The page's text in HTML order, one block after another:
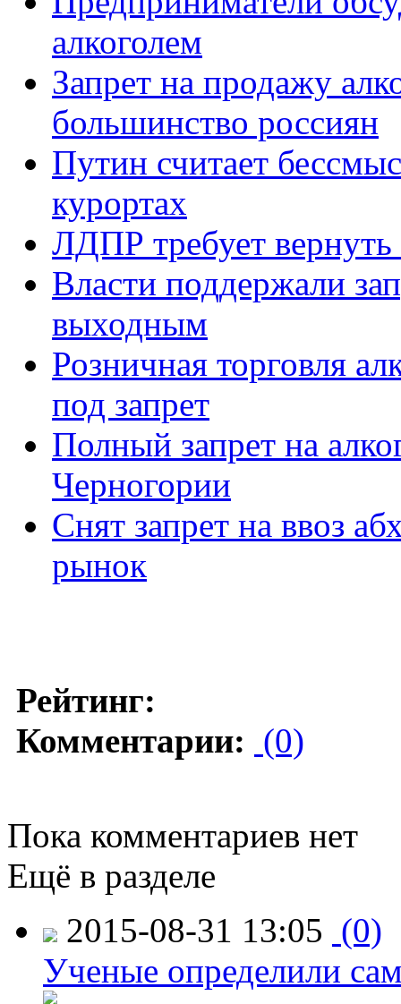
алкоголем
Запрет на продажу
большинство россиян
Путин считает
курортах
ЛДПР требует вернуть
Власти поддержали
выходным
Розничная торговля
под запрет
Полный запрет на
Черногории
Снят запрет на ввоз
рынок
Рейтинг:
Комментарии: (0)
Пока комментариев нет
Ещё в разделе
2015-08-31 13:05 (0)
Ученые определили